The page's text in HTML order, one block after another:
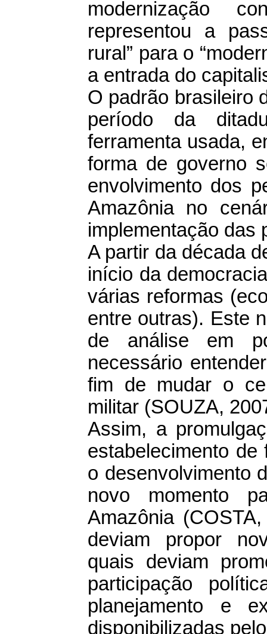
modernização
representou a
rural” para o
a entrada do
O padrão brasileiro
período da
ferramenta usada,
forma de governo
envolvimento dos
Amazônia no
implementação das
A partir da década
início da
várias reformas
entre outras). Este
de análise em
necessário
fim de mudar o
militar (SOUZA,
Assim, a
estabelecimento
o desenvolvimento
novo momento
Amazônia
deviam propor
quais deviam
participação
planejamento e
disponibilizadas